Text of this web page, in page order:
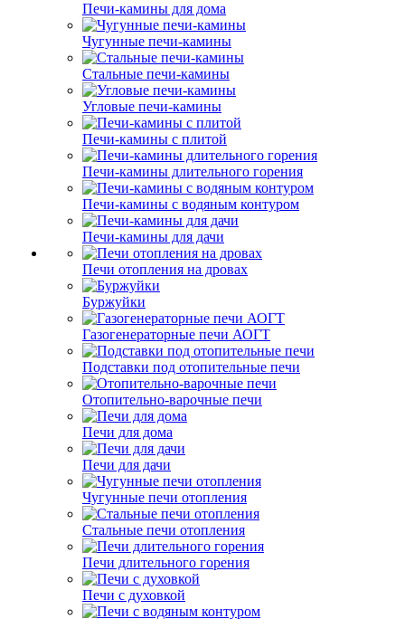
Печи-камины для дома
Чугунные печи-камины
Стальные печи-камины
Угловые печи-камины
Печи-камины с плитой
Печи-камины длительного горения
Печи-камины с водяным контуром
Печи-камины для дачи
Печи отопления на дровах
Буржуйки
Газогенераторные печи АОГТ
Подставки под отопительные печи
Отопительно-варочные печи
Печи для дома
Печи для дачи
Чугунные печи отопления
Стальные печи отопления
Печи длительного горения
Печи с духовкой